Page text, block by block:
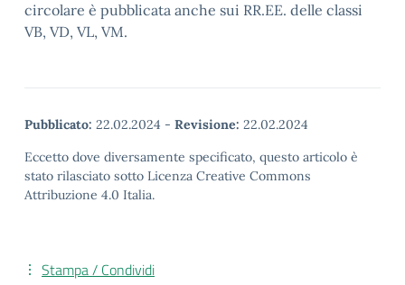
circolare è pubblicata anche sui RR.EE. delle classi
VB, VD, VL, VM.
Pubblicato: 22.02.2024 - Revisione: 22.02.2024
Eccetto dove diversamente specificato, questo articolo è
stato rilasciato sotto Licenza Creative Commons
Attribuzione 4.0 Italia.
Stampa / Condividi